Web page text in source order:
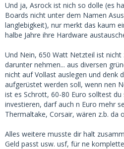
Und ja, Asrock ist nich so dolle (es
Boards nicht unter dem Namen
langlebigkeit), nur merkt das kaum
halbe Jahre ihre Hardware
Und Nein, 650 Watt Netzteil ist nicht
darunter nehmen... aus diversen
nicht auf Vollast auslegen und denk
aufgerüstet werden soll, wenn nen
ist es Schrott, 60-80 Euro solltest
investieren, darf auch n Euro mehr
Thermaltake, Corsair, wären z.b. da
Alles weitere musste dir halt
Geld passt usw. usf, für ne